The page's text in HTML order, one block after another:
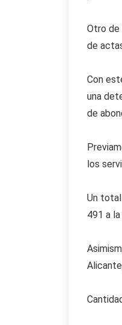
Otro de
de
Con
una
de
los
Un
491 a